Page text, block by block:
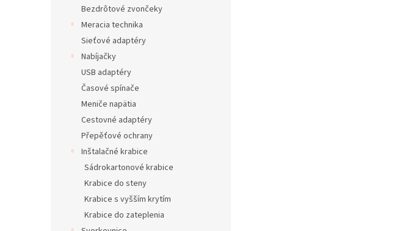
Bezdrôtové zvončeky
Meracia technika
Sieťové adaptéry
Nabíjačky
USB adaptéry
Časové spínače
Meniče napätia
Cestovné adaptéry
Přepěťové ochrany
Inštalačné krabice
Sádrokartonové krabice
Krabice do steny
Krabice s vyšším krytím
Krabice do zateplenia